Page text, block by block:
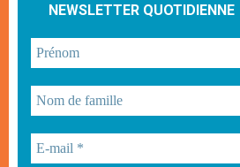
NEWSLETTER QUOTIDIENNE